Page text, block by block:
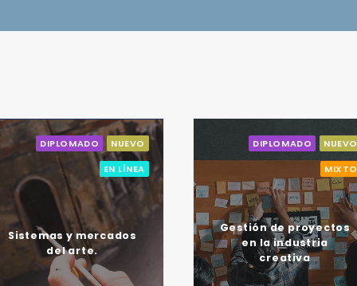
DIPLOMADO
NUEVO
EN LÍNEA
Sistemas y mercados
del arte.
DIPLOMADO
NUEVO
MIXTO
Gestión de proyectos
en la industria
creativa